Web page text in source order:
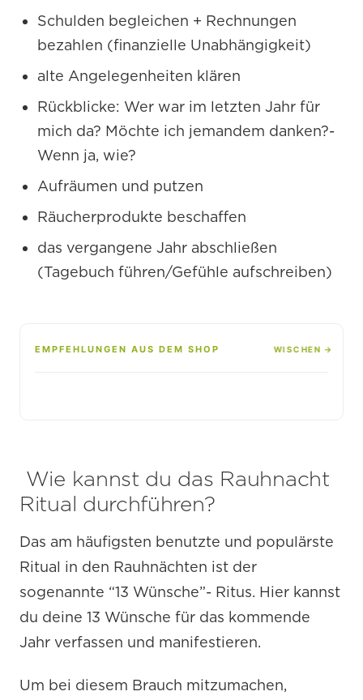
Schulden begleichen + Rechnungen
bezahlen (finanzielle Unabhängigkeit)
alte Angelegenheiten klären
Rückblicke: Wer war im letzten Jahr für
mich da? Möchte ich jemandem danken?-
Wenn ja, wie?
Aufräumen und putzen
Räucherprodukte beschaffen
das vergangene Jahr abschließen
(Tagebuch führen/Gefühle aufschreiben)
EMPFEHLUNGEN AUS DEM SHOP
Wie kannst du das Rauhnacht
Ritual durchführen?
Das am häufigsten benutzte und populärste
Ritual in den Rauhnächten ist der
sogenannte “13 Wünsche”- Ritus. Hier kannst
du deine 13 Wünsche für das kommende
Jahr verfassen und manifestieren.
Um bei diesem Brauch mitzumachen,